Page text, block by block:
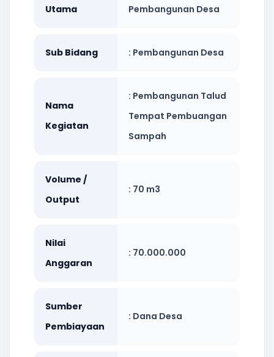
Utama
Pembangunan Desa
Sub Bidang : Pembangunan Desa
Nama
Kegiatan
: Pembangunan Talud
Tempat Pembuangan
Sampah
Volume /
Output
: 70 m3
Nilai
Anggaran
: 70.000.000
Sumber
Pembiayaan
: Dana Desa